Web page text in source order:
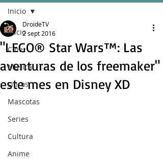
Inicio
Cine
Música
Libros
Mascotas
Series
Cultura
Anime
Inicio
"LEGO® Star Wars™: Las
aventuras de los freemaker"
este mes en Disney XD
DroideTV
2 sept 2016